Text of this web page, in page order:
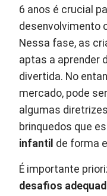
6 anos é crucial
desenvolvimento
Nessa fase, as
aptas a aprender
divertida. No
mercado, pode
algumas
brinquedos que
infantil de forma
É importante
desafios